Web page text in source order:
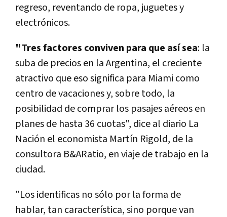
regreso, reventando de ropa, juguetes y
electrónicos.
"Tres factores conviven para que así sea: la
suba de precios en la Argentina, el creciente
atractivo que eso significa para Miami como
centro de vacaciones y, sobre todo, la
posibilidad de comprar los pasajes aéreos en
planes de hasta 36 cuotas", dice al diario La
Nación el economista Martín Rigold, de la
consultora B&ARatio, en viaje de trabajo en la
ciudad.
"Los identificas no sólo por la forma de
hablar, tan característica, sino porque van